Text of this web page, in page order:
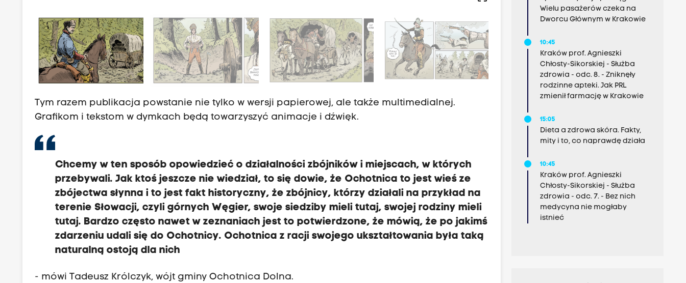
Tym razem publikacja powstanie nie tylko w wersji papierowej, ale także multimedialnej.
Grafikom i tekstom w dymkach będą towarzyszyć animacje i dźwięk.
Chcemy w ten sposób opowiedzieć o działalności zbójników i miejscach, w których
przebywali. Jak ktoś jeszcze nie wiedział, to się dowie, że Ochotnica to jest wieś ze
zbójectwa słynna i to jest fakt historyczny, że zbójnicy, którzy działali na przykład na
terenie Słowacji, czyli górnych Węgier, swoje siedziby mieli tutaj, swojej rodziny mieli
tutaj. Bardzo często nawet w zeznaniach jest to potwierdzone, że mówią, że po jakimś
zdarzeniu udali się do Ochotnicy. Ochotnica z racji swojego ukształtowania była taką
naturalną ostoją dla nich
- mówi Tadeusz Królczyk, wójt gminy Ochotnica Dolna.
Wielu pasażerów czeka na
Dworcu Głównym w Krakowie
10:45
Kraków prof. Agnieszki
Chłosty-Sikorskiej - Służba
zdrowia - odc. 8. - Zniknęły
rodzinne apteki. Jak PRL
zmienił farmację w Krakowie
15:05
Dieta a zdrowa skóra. Fakty,
mity i to, co naprawdę działa
10:45
Kraków prof. Agnieszki
Chłosty-Sikorskiej - Służba
zdrowia - odc. 7. - Bez nich
medycyna nie mogłaby
istnieć